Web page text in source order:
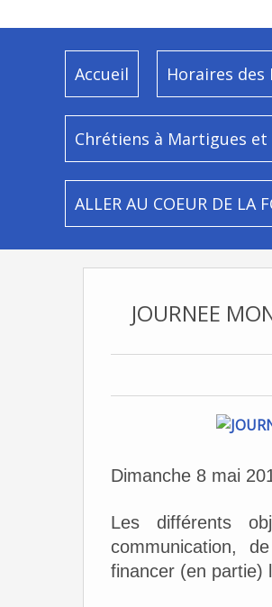
Accueil Horaires des
Chrétiens à Martigues
ALLER AU COEUR DE LA
JOURNEE
Dimanche 8 mai
Les différents
communication,
financer (en partie)